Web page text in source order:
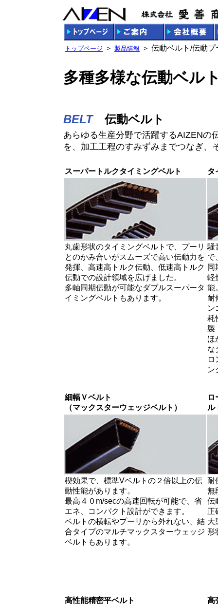
トップページ ＞ 製品情報 ＞ 伝動ベルト/伝動プ
多種多様な伝動ベル
BELT伝動ベルト
あらゆる生産分野で活躍するAIZENの
を、加工工程のすみずみまでつなぎ、
スーパートルクタイミングベルト タ
丸歯形状のタイミングベルトで、プーリ
とのかみ合いがスムーズで高い伝動力を
発揮、高速高トルク伝動、低速高トルク
伝動での設計領域を広げました。
多軸同期伝動が可能なダブルスーパータ
イミングベルトもあります。
騒
で
同
軽
能
耐
ン
耗
製
ほ
な
ロ
ン
細幅Ｖベルト
（マックスターウェッジベルト）
ロ
ル
楔効果で、標準Vベルトの２倍以上の伝
動性能があります。
最高４０m/secの高速回転が可能で、省
エネ、コンパクト設計ができます。
ベルトの横転やプーリから外れない、結
合タイプのマルチマックスターウェッジ
ベルトもあります。
耐
無
伝
正
大
形
高性能精密平ベルト
高